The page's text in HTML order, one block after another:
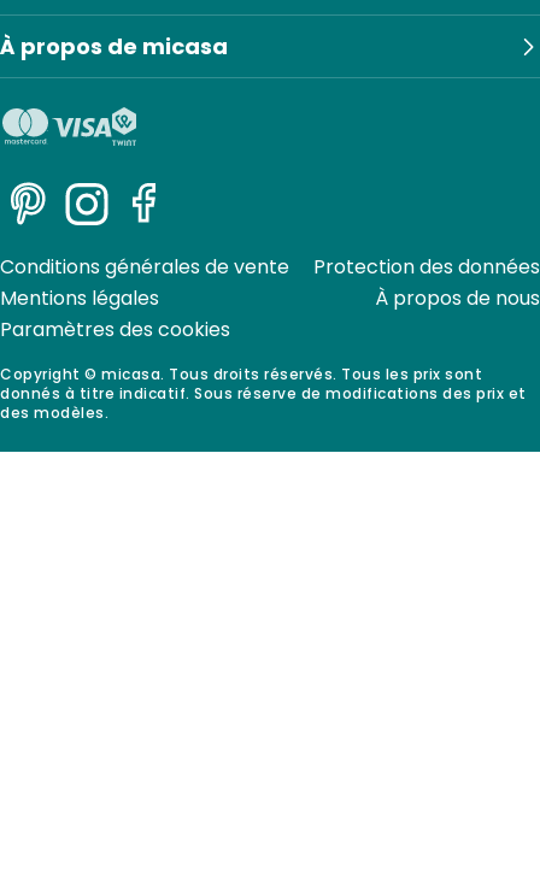
À propos de micasa
PinterestInstagramFacebook
Copyright © micasa. Tous droits réservés. Tous les prix sont
donnés à titre indicatif. Sous réserve de modifications des prix et
des modèles.
Conditions générales de vente
Protection des données
Mentions légales
À propos de nous
Paramètres des cookies